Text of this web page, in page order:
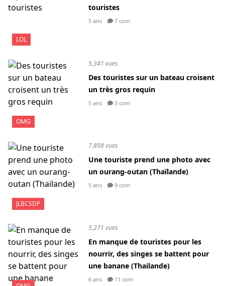
LOL
touristes
5 ans 7 com
OMG
5,341 vues
Des touristes sur un bateau croisent
un très gros requin
5 ans 3 com
JLBCSDP
7,898 vues
Une touriste prend une photo avec
un ourang-outan (Thaïlande)
5 ans 9 com
5,271 vues
En manque de touristes pour les
nourrir, des singes se battent pour
une banane (Thailande)
6 ans 11 com